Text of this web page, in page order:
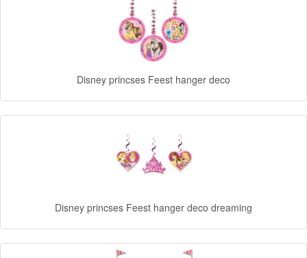
Kinderkamer
Angry
Birds
Disney princses Feest hanger deco
Disney princses Feest hanger deco dreaming